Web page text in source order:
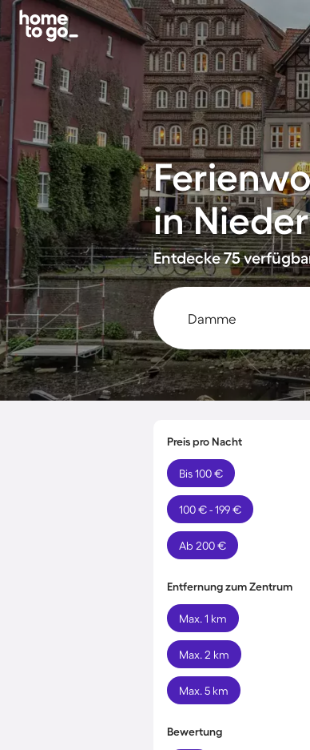
in
Entdecke 75
Preis pro Nacht
Bis 100 €
100 € - 199 €
Ab 200 €
Entfernung zum Zentrum
Max. 1 km
Max. 2 km
Max. 5 km
Bewertung